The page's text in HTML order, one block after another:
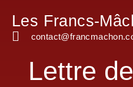
Les Francs-
Lettre